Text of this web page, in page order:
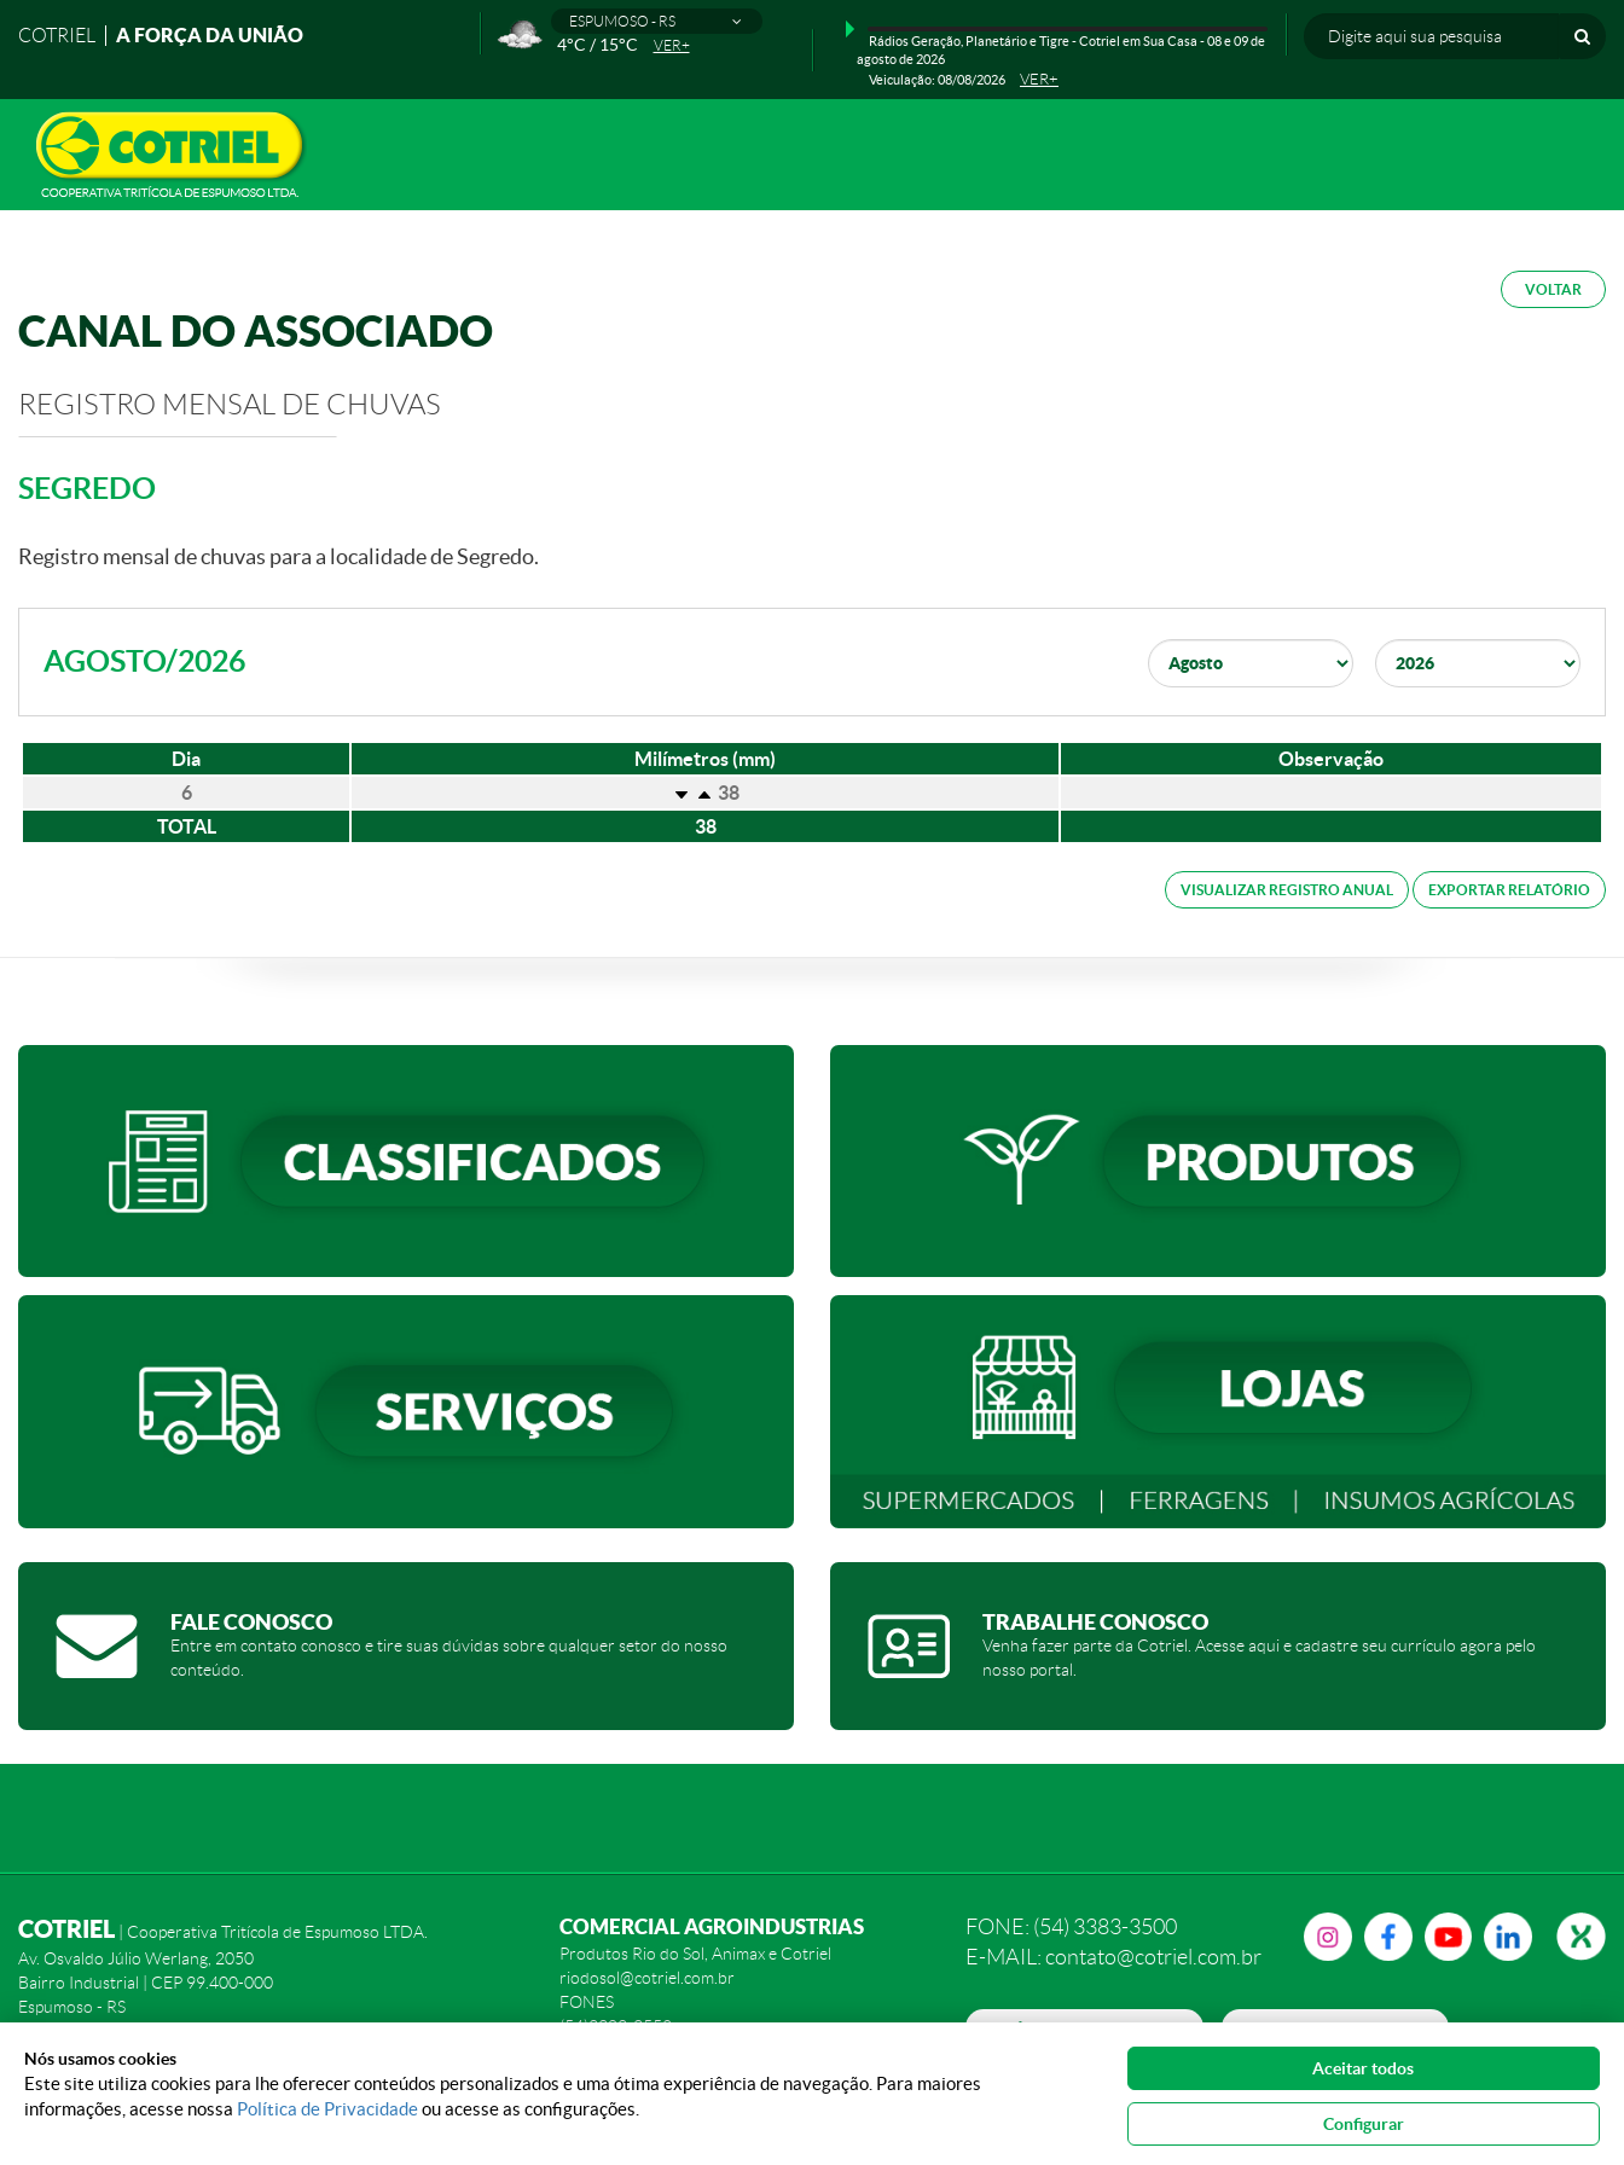
COTRIEL A FORÇA DA UNIÃO
ESPUMOSO - RS
4°C / 15°C VER+
Rádios Geração, Planetário e Tigre - Cotriel em Sua Casa - 08 e 09 de
agosto de 2026
Veiculação: 08/08/2026
VER+
VOLTAR
CANAL DO ASSOCIADO
REGISTRO MENSAL DE CHUVAS
SEGREDO
Registro mensal de chuvas para a localidade de Segredo.
AGOSTO/2026
Dia Milímetros (mm)
Observação
6
38
TOTAL
38
VISUALIZAR REGISTRO ANUAL EXPORTAR RELATÓRIO
FALE CONOSCO
Entre em contato conosco e tire suas dúvidas sobre qualquer setor do nosso
conteúdo.
TRABALHE CONOSCO
Venha fazer parte da Cotriel. Acesse aqui e cadastre seu currículo agora pelo
nosso portal.
COTRIEL | Cooperativa Tritícola de Espumoso LTDA.
Av. Osvaldo Júlio Werlang, 2050
Bairro Industrial | CEP 99.400-000
Espumoso - RS
COMERCIAL AGROINDUSTRIAS
Produtos Rio do Sol, Animax e Cotriel
riodosol@cotriel.com.br
FONES
(54)3383-3552
FONE: (54) 3383-3500
E-MAIL: contato@cotriel.com.br
POLÍTICA DE PRIVACIDADE PORTAL DE PRIVACIDADE
Nós usamos cookies
Este site utiliza cookies para lhe oferecer conteúdos personalizados e uma ótima experiência de navegação. Para maiores
informações, acesse nossa Política de Privacidadeou acesse as configurações.
Aceitar todos
Configurar